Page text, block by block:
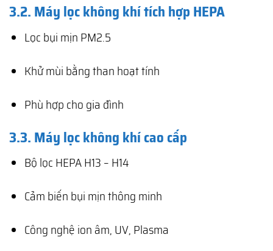
3.2. Máy lọc không khí tích hợp HEPA
Lọc bụi mịn PM2.5
Khử mùi bằng than hoạt tính
Phù hợp cho gia đình
3.3. Máy lọc không khí cao cấp
Bộ lọc HEPA H13 – H14
Cảm biến bụi mịn thông minh
Công nghệ ion âm, UV, Plasma